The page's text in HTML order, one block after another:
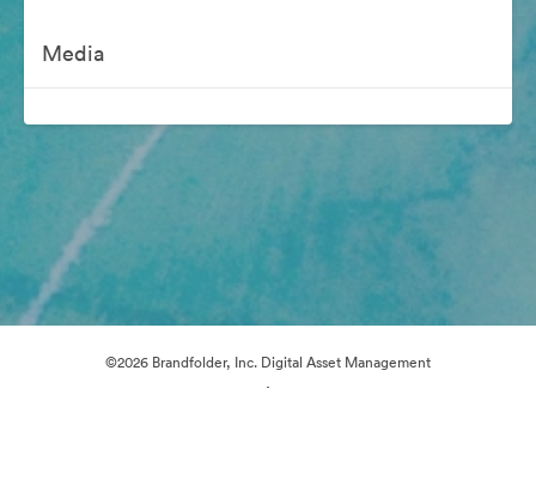
Media
©2026 Brandfolder, Inc. Digital Asset Management
·